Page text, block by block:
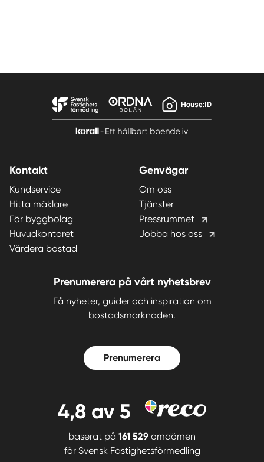
Kontakt
Kundservice
Hitta mäklare
För byggbolag
Huvudkontoret
Värdera bostad
Genvägar
Om oss
Tjänster
Pressrummet
Jobba hos oss
Prenumerera på vårt nyhetsbrev
Få nyheter, guider och inspiration om
bostadsmarknaden.
Prenumerera
4,8 av 5
baserat på 161 529 omdömen
för Svensk Fastighetsförmedling